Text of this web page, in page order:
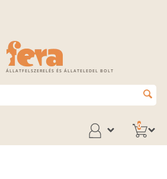
ÁLLATFELSZERELÉS ÉS ÁLLATELEDEL BOLT
0